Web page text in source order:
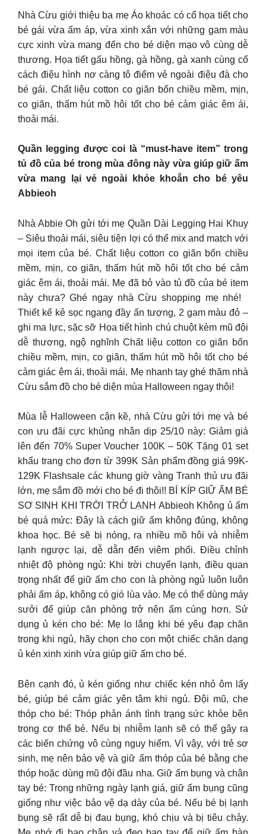
Nhà Cừu giới thiệu ba mẹ Áo khoác có cổ họa tiết cho
bé gái vừa ấm áp, vừa xinh xắn với những gam màu
cực xinh vừa mang đến cho bé diện mạo vô cùng dễ
thương. Họa tiết gấu hồng, gà hồng, gà xanh cùng cổ
cách điệu hình nơ càng tô điểm vẻ ngoài điệu đà cho
bé gái. Chất liệu cotton co giãn bốn chiều mềm, mịn,
co giãn, thấm hút mồ hôi tốt cho bé cảm giác êm ái,
thoải mái.
Quần legging được coi là “must-have item” trong
tủ đồ của bé trong mùa đông này vừa giúp giữ ấm
vừa mang lại vẻ ngoài khỏe khoắn cho bé yêu
Abbieoh
Nhà Abbie Oh gửi tới mẹ Quần Dài Legging Hai Khuy
– Siêu thoải mái, siêu tiện lợi có thể mix and match với
mọi item của bé. Chất liệu cotton co giãn bốn chiều
mềm, mịn, co giãn, thấm hút mồ hôi tốt cho bé cảm
giác êm ái, thoải mái. Mẹ đã bỏ vào tủ đồ của bé item
này chưa? Ghé ngay nhà Cừu shopping mẹ nhé!
Thiết kế kẻ sọc ngang đầy ấn tượng, 2 gam màu đỏ –
ghi ma lực, sặc sỡ Họa tiết hình chú chuột kèm mũ đội
dễ thương, ngộ nghĩnh Chất liệu cotton co giãn bốn
chiều mềm, mịn, co giãn, thấm hút mồ hôi tốt cho bé
cảm giác êm ái, thoải mái. Mẹ nhanh tay ghé thăm nhà
Cừu sắm đồ cho bé diện mùa Halloween ngay thôi!
Mùa lễ Halloween cận kề, nhà Cừu gửi tới mẹ và bé
con ưu đãi cực khủng nhân dịp 25/10 này: Giảm giá
lên đến 70% Super Voucher 100K – 50K Tặng 01 set
khẩu trang cho đơn từ 399K Sản phẩm đồng giá 99K-
129K Flashsale các khung giờ vàng Tranh thủ ưu đãi
lớn, mẹ sắm đồ mới cho bé đi thôi!! BÍ KÍP GIỮ ẤM BÉ
SƠ SINH KHI TRỜI TRỞ LẠNH Abbieoh Không ủ ấm
bé quá mức: Đây là cách giữ ấm không đúng, không
khoa học. Bé sẽ bị nóng, ra nhiều mồ hôi và nhiễm
lạnh ngược lại, dễ dẫn đến viêm phổi. Điều chỉnh
nhiệt độ phòng ngủ: Khi trời chuyển lạnh, điều quan
trọng nhất để giữ ấm cho con là phòng ngủ luôn luôn
phải ấm áp, không có gió lùa vào. Mẹ có thể dùng máy
sưởi để giúp căn phòng trở nên ấm cúng hơn. Sử
dụng ủ kén cho bé: Mẹ lo lắng khi bé yêu đạp chăn
trong khi ngủ, hãy chọn cho con một chiếc chăn dạng
ủ kén xinh xinh vừa giúp giữ ấm cho bé.
Bên cạnh đó, ủ kén giống như chiếc kén nhỏ ôm lấy
bé, giúp bé cảm giác yên tâm khi ngủ. Đội mũ, che
thóp cho bé: Thóp phản ánh tình trạng sức khỏe bên
trong cơ thể bé. Nếu bị nhiễm lạnh sẽ có thể gây ra
các biến chứng vô cùng nguy hiểm. Vì vậy, với trẻ sơ
sinh, mẹ nên bảo vệ và giữ ấm thóp của bé bằng che
thóp hoặc dùng mũ đội đầu nha. Giữ ấm bụng và chân
tay bé: Trong những ngày lạnh giá, giữ ấm bụng cũng
giống như việc bảo vệ dạ dày của bé. Nếu bé bị lạnh
bụng sẽ rất dễ bị đau bụng, khó chịu và bị tiêu chảy.